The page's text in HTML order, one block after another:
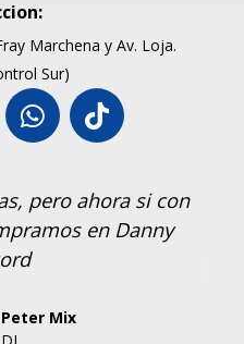
Marchena y Av. Loja.
Sur)
pero ahora si con
en Danny
Peter Mix